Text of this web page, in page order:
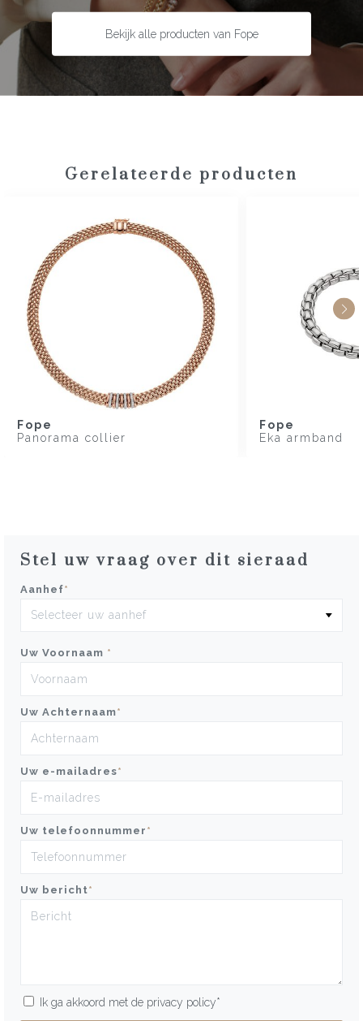
Bekijk alle producten van Fope
Gerelateerde producten
Fope
Panorama collier
Fope
Eka armband
Stel uw vraag over dit sieraad
Aanhef*
Uw Voornaam *
Uw Achternaam*
Uw e-mailadres*
Uw telefoonnummer *
Uw bericht*
Ik ga akkoord met de privacy policy*